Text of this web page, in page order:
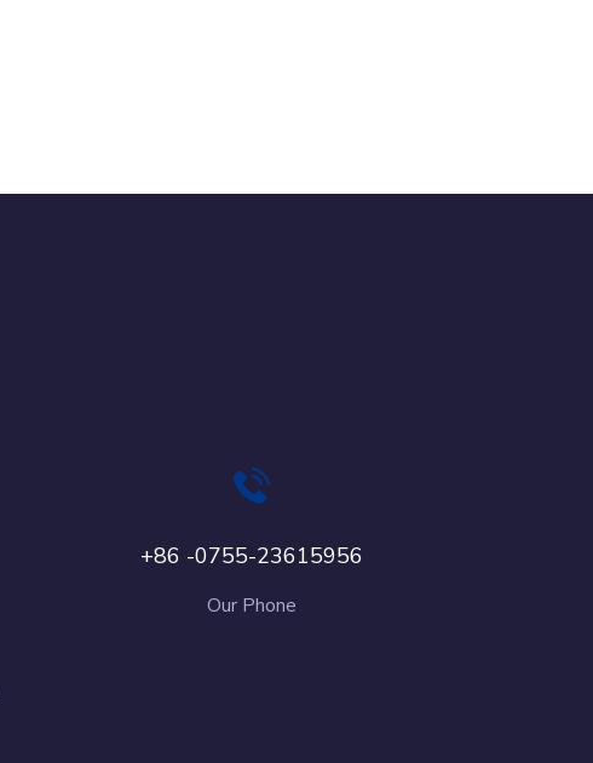
+86 -0755-23615956
Our Phone